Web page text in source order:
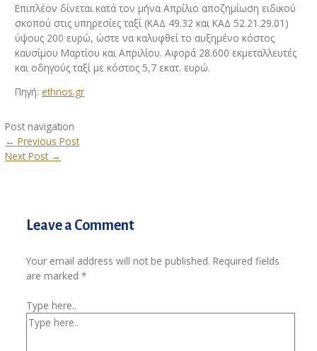
Επιπλέον δίνεται κατά τον μήνα Απρίλιο αποζημίωση ειδικού
σκοπού στις υπηρεσίες ταξί (ΚΑΔ 49.32 και ΚΑΔ 52.21.29.01)
ύψους 200 ευρώ, ώστε να καλυφθεί το αυξημένο κόστος
καυσίμου Μαρτίου και Απριλίου. Αφορά 28.600 εκμεταλλευτές
και οδηγούς ταξί με κόστος 5,7 εκατ. ευρώ.
Πηγή:ethnos.gr
Post navigation
← Previous Post
Next Post →
Leave a Comment
Your email address will not be published. Required fields
are marked *
Type here..